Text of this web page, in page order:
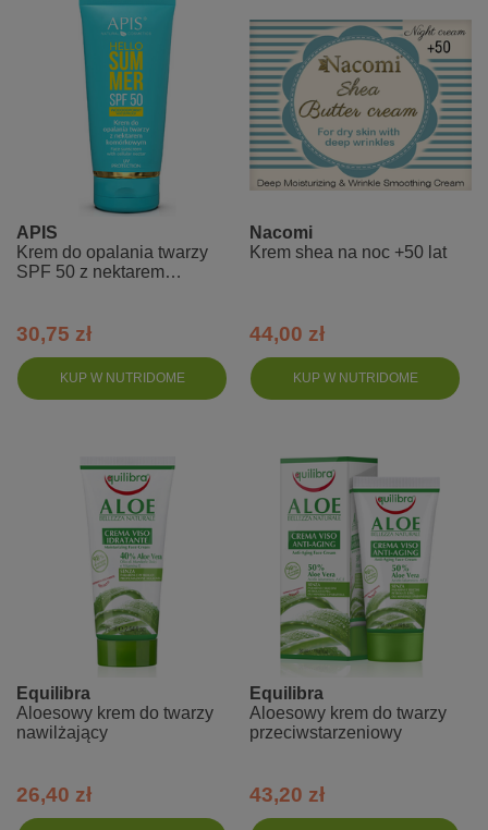
KUP W NUTRIDOME
APIS
Krem do opalania twarzy
SPF 50 z nektarem
30,75 zł
KUP W NUTRIDOME
Nacomi
Krem shea na noc +50 lat
44,00 zł
Equilibra
Aloesowy krem do twarzy
nawilżający
26,40 zł
Equilibra
Aloesowy krem do twarzy
przeciwstarzeniowy
43,20 zł